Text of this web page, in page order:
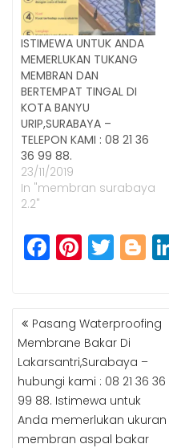
ISTIMEWA UNTUK ANDA
MEMERLUKAN TUKANG
MEMBRAN DAN
BERTEMPAT TINGAL DI
KOTA BANYU
URIP,SURABAYA –
TELEPON KAMI : 08 21 36
36 99 88.
23/11/2019
In "membran surabaya
2.2"
F
a
e
b
o
o
k
Pi
n
e
r
e
st
T
w
e
r
Bl
o
g
r
POST
NAVIGATION
Pasang Waterproofing
Membrane Bakar Di
Lakarsantri,Surabaya –
hubungi kami : 08 21 36 36
99 88. Istimewa untuk
Anda memerlukan ukuran
membran aspal bakar